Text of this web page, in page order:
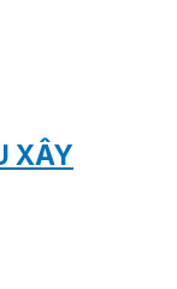
XÂY